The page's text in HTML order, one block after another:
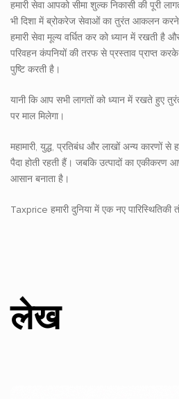
हमारी सेवा आपको सीमा शुल्क निकासी की पूरी
भी दिशा में ब्रोकरेज सेवाओं का तुरंत आकलन
हमारी सेवा मूल्य वर्धित कर को ध्यान में रखती है
परिवहन कंपनियों की तरफ से प्रस्ताव प्राप्त
पुष्टि करती है।
यानी कि आप सभी लागतों को ध्यान में रखते हुए
पर माल मिलेगा।
महामारी, युद्ध, प्रतिबंध और लाखों अन्य कारणों से
पैदा होती रहती हैं। जबकि उत्पादों का एकीकरण
आसान बनाता है।
Taxprice हमारी दुनिया में एक नए पारिस्थितिकी
लेख